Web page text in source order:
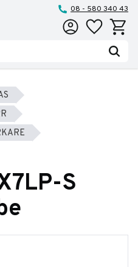
08 - 580 340 43
Favoriter
S